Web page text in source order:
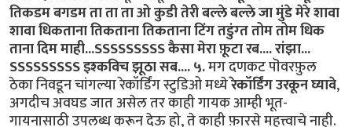
तिकडम बगडम ता ता ता ओ कुडी तेरी बल्ले बल्ले जा मुंडे मेरे शावा
शावा धिकताना तिकताना तिकताना टिंग तडुंग्त तोम तोम धिक
ताना दिम माही...SSSSSSSSS कैसा मेरा फ़ूटा रब.... रांझा...
SSSSSSSSS इश्कविच झूठा सब....५.मग दणकट पॊवरफ़ुल
ठेका निवडून चांगल्या रेकॉर्डिंग स्टुडिओ मध्येरेकॉर्डिंग उरकून घ्यावे,
अगदीच अवघड जात असेल तर काही गायक आम्ही भूत-
गायनासाठी उपलब्ध करून देऊ हो, ते काही फ़ारसे महत्त्वाचे नाही.